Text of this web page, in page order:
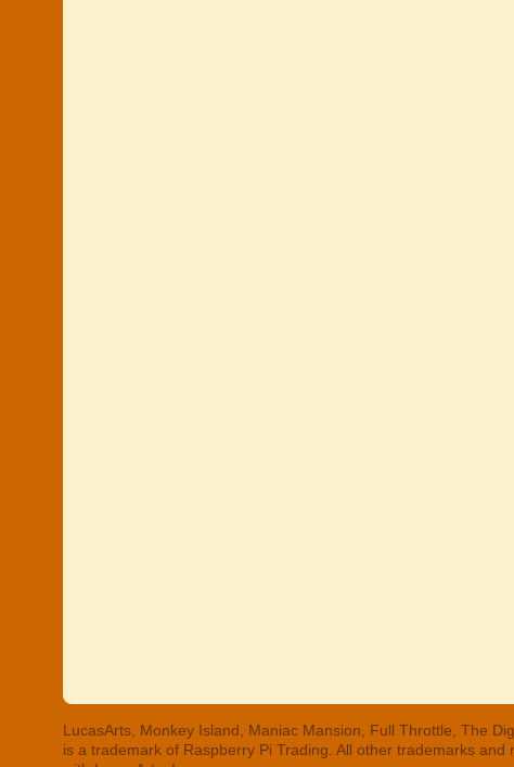
LucasArts, Monkey Island, Maniac Mansion, Full Throttle, The
is a trademark of Raspberry Pi Trading. All other trademarks